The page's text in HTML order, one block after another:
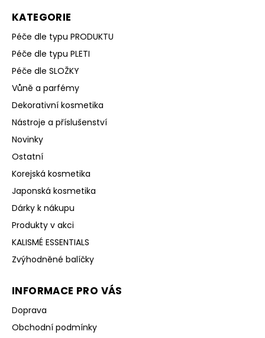
KATEGORIE
Péče dle typu PRODUKTU
Péče dle typu PLETI
Péče dle SLOŽKY
Vůně a parfémy
Dekorativní kosmetika
Nástroje a příslušenství
Novinky
Ostatní
Korejská kosmetika
Japonská kosmetika
Dárky k nákupu
Produkty v akci
KALISMÉ ESSENTIALS
Zvýhodněné balíčky
INFORMACE PRO VÁS
Doprava
Obchodní podmínky